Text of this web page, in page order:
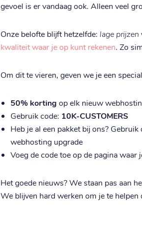
gevoel is er vandaag ook. Alleen veel
Onze belofte blijft hetzelfde: lage prijzen
kwaliteit waar je op kunt rekenen. Zo
Om dit te vieren, geven we je een
50% korting op elk nieuw
Gebruik code: 10K-CUSTOMERS
Heb je al een pakket bij ons? Gebruik
webhosting upgrade
Voeg de code toe op de pagina waar
Het goede nieuws? We staan pas aan
We blijven hard werken om je te helpen